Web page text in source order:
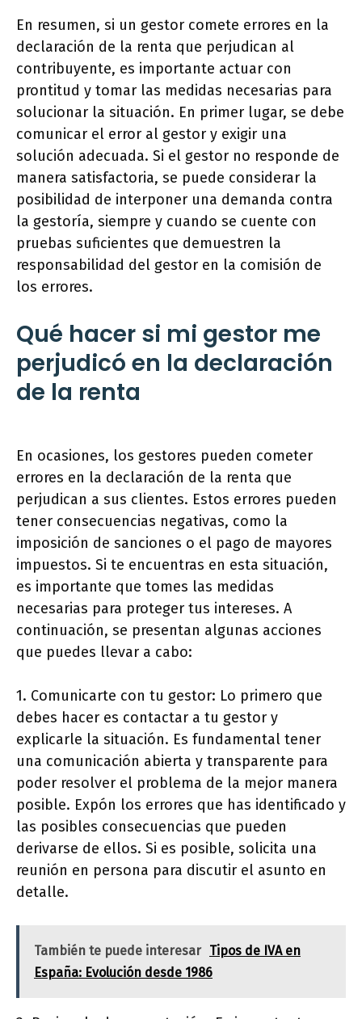
En resumen, si un gestor comete errores en la
declaración de la renta que perjudican al
contribuyente, es importante actuar con
prontitud y tomar las medidas necesarias para
solucionar la situación. En primer lugar, se debe
comunicar el error al gestor y exigir una
solución adecuada. Si el gestor no responde de
manera satisfactoria, se puede considerar la
posibilidad de interponer una demanda contra
la gestoría, siempre y cuando se cuente con
pruebas suficientes que demuestren la
responsabilidad del gestor en la comisión de
los errores.
Qué hacer si mi gestor me
perjudicó en la declaración
de la renta
En ocasiones, los gestores pueden cometer
errores en la declaración de la renta que
perjudican a sus clientes. Estos errores pueden
tener consecuencias negativas, como la
imposición de sanciones o el pago de mayores
impuestos. Si te encuentras en esta situación,
es importante que tomes las medidas
necesarias para proteger tus intereses. A
continuación, se presentan algunas acciones
que puedes llevar a cabo:
1. Comunicarte con tu gestor: Lo primero que
debes hacer es contactar a tu gestor y
explicarle la situación. Es fundamental tener
una comunicación abierta y transparente para
poder resolver el problema de la mejor manera
posible. Expón los errores que has identificado y
las posibles consecuencias que pueden
derivarse de ellos. Si es posible, solicita una
reunión en persona para discutir el asunto en
detalle.
También te puede interesar Tipos de IVA en
España: Evolución desde 1986